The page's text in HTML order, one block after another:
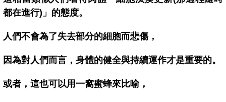
都在進行)」的態度。
人們不會為了失去部分的細胞而悲傷，
因為對人們而言，身體的健全與持續運作才是重要的。
或者，這也可以用一窩蜜蜂來比喻，